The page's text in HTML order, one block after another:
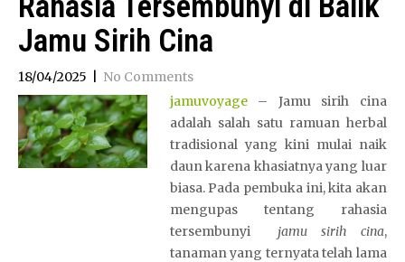
Jamu Sirih Cina
18/04/2025
No Comments
jamuvoyage– Jamu sirih cina
adalah salah satu ramuan herbal
tradisional yang kini mulai naik
daun karena khasiatnya yang luar
biasa. Pada pembuka ini, kita akan
mengupas tentang rahasia
tersembunyi jamu sirih cina,
tanaman yang ternyata telah lama